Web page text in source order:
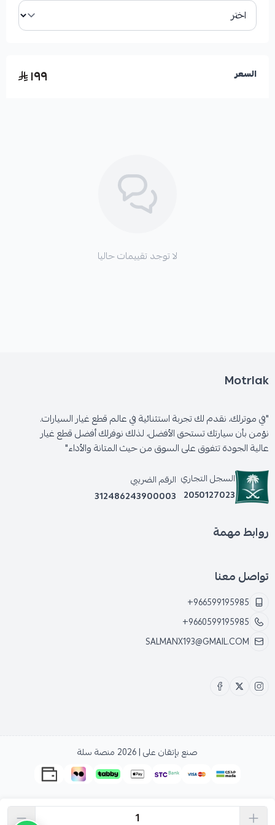
✅ مصممة لتناسب سيارات جيب لكزس LX570 و
الأعطال الناتجة عن تلف القطعة:
🛡️ الكفالة: 3 شهور
السعر ١٩٩
لا توجد تقييمات حاليا
Motrlak
"في موترلك، نقدم لك تجربة استثنائية في عالم قطع غيار السيارات.
نؤمن بأن سيارتك تستحق الأفضل، لذلك نوفرلك أفضل قطع غيار
عالية الجودة تتفوق على السوق من حيث المتانة والأداء"
السجل التجاري
2050127023
الرقم الضريبي
312486243900003
روابط مهمة
تواصل معنا
+966599195985
+9660599195985
SALMANX193@GMAIL.COM
صنع بإتقان على | 2026 منصة سلة